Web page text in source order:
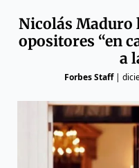
Nicolás Maduro
opositores “en
a
Forbes Staff|